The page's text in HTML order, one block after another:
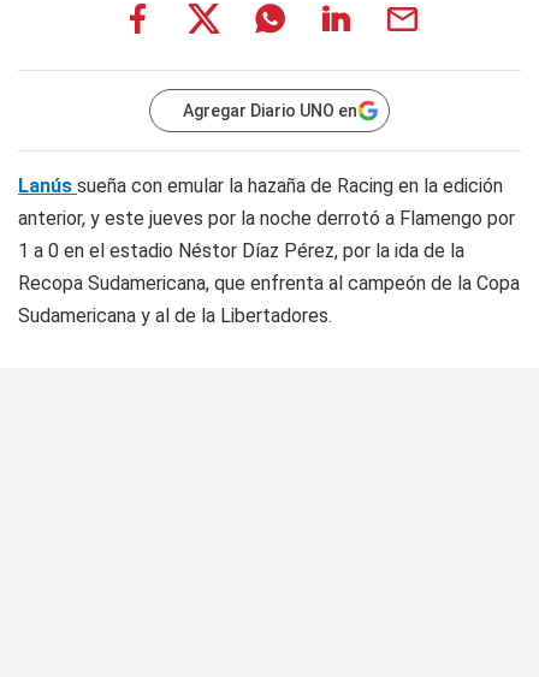
Agregar Diario UNO en
Lanús sueña con emular la hazaña de Racing en la edición
anterior, y este jueves por la noche derrotó a Flamengo por
1 a 0 en el estadio Néstor Díaz Pérez, por la ida de la
Recopa Sudamericana, que enfrenta al campeón de la Copa
Sudamericana y al de la Libertadores.